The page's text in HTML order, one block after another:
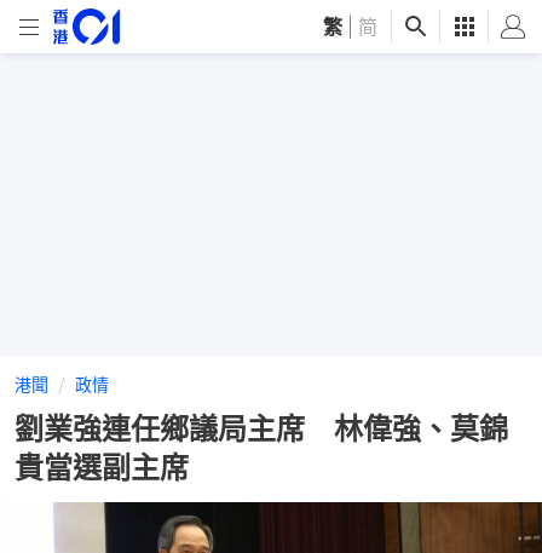
繁 简
港聞 政情
劉業強連任鄉議局主席 林偉強、莫錦
貴當選副主席